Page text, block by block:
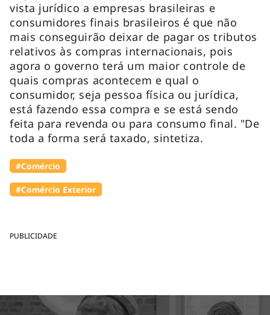
PUBLICIDADE
vista jurídico a empresas brasileiras e
consumidores finais brasileiros é que não
mais conseguirão deixar de pagar os tributos
relativos às compras internacionais, pois
agora o governo terá um maior controle de
quais compras acontecem e qual o
consumidor, seja pessoa física ou jurídica,
está fazendo essa compra e se está sendo
feita para revenda ou para consumo final. "De
toda a forma será taxado, sintetiza.
#Comércio
#Comércio Exterior